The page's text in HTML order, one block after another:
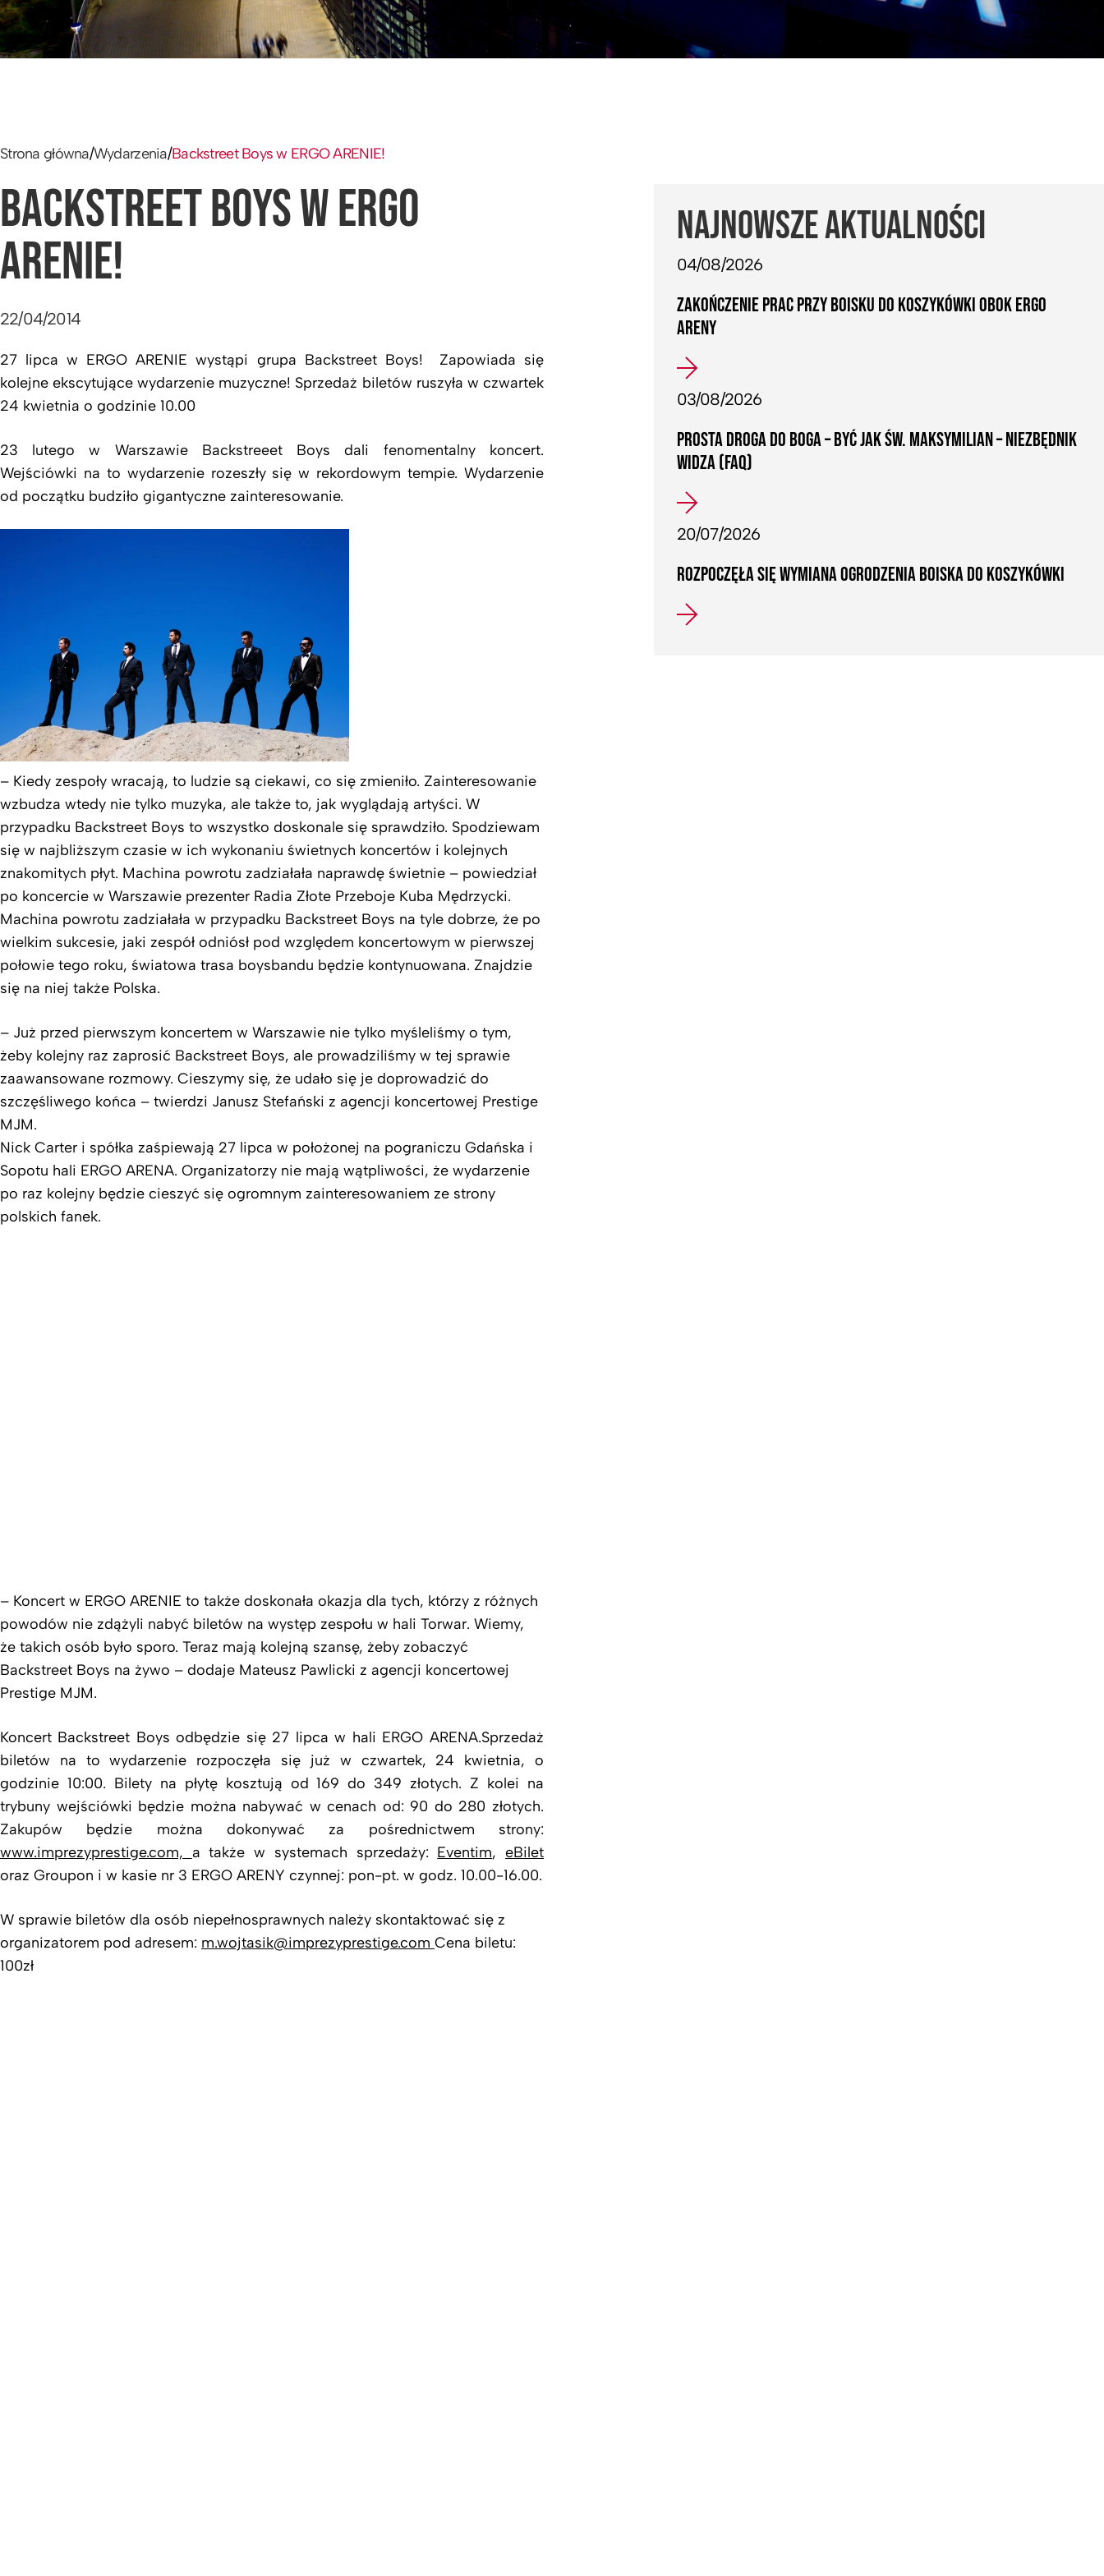
Strona główna/Wydarzenia/Backstreet Boys w ERGO ARENIE!
BACKSTREET BOYS W ERGO
ARENIE!
22/04/2014
27 lipca w ERGO ARENIE wystąpi grupa Backstreet Boys! Zapowiada się
kolejne ekscytujące wydarzenie muzyczne! Sprzedaż biletów ruszyła w czwartek
24 kwietnia o godzinie 10.00
23 lutego w Warszawie Backstreeet Boys dali fenomentalny koncert.
Wejściówki na to wydarzenie rozeszły się w rekordowym tempie. Wydarzenie
od początku budziło gigantyczne zainteresowanie.
– Kiedy zespoły wracają, to ludzie są ciekawi, co się zmieniło. Zainteresowanie
wzbudza wtedy nie tylko muzyka, ale także to, jak wyglądają artyści. W
przypadku Backstreet Boys to wszystko doskonale się sprawdziło. Spodziewam
się w najbliższym czasie w ich wykonaniu świetnych koncertów i kolejnych
znakomitych płyt. Machina powrotu zadziałała naprawdę świetnie – powiedział
po koncercie w Warszawie prezenter Radia Złote Przeboje Kuba Mędrzycki.
Machina powrotu zadziałała w przypadku Backstreet Boys na tyle dobrze, że po
wielkim sukcesie, jaki zespół odniósł pod względem koncertowym w pierwszej
połowie tego roku, światowa trasa boysbandu będzie kontynuowana. Znajdzie
się na niej także Polska.
– Już przed pierwszym koncertem w Warszawie nie tylko myśleliśmy o tym,
żeby kolejny raz zaprosić Backstreet Boys, ale prowadziliśmy w tej sprawie
zaawansowane rozmowy. Cieszymy się, że udało się je doprowadzić do
szczęśliwego końca – twierdzi Janusz Stefański z agencji koncertowej Prestige
MJM.
Nick Carter i spółka zaśpiewają 27 lipca w położonej na pograniczu Gdańska i
Sopotu hali ERGO ARENA. Organizatorzy nie mają wątpliwości, że wydarzenie
po raz kolejny będzie cieszyć się ogromnym zainteresowaniem ze strony
polskich fanek.
– Koncert w ERGO ARENIE to także doskonała okazja dla tych, którzy z różnych
powodów nie zdążyli nabyć biletów na występ zespołu w hali Torwar. Wiemy,
że takich osób było sporo. Teraz mają kolejną szansę, żeby zobaczyć
Backstreet Boys na żywo – dodaje Mateusz Pawlicki z agencji koncertowej
Prestige MJM.
Koncert Backstreet Boys odbędzie się 27 lipca w hali ERGO ARENA.Sprzedaż
biletów na to wydarzenie rozpoczęła się już w czwartek, 24 kwietnia, o
godzinie 10:00. Bilety na płytę kosztują od 169 do 349 złotych. Z kolei na
trybuny wejściówki będzie można nabywać w cenach od: 90 do 280 złotych.
Zakupów będzie można dokonywać za pośrednictwem strony:
www.imprezyprestige.com, a także w systemach sprzedaży: Eventim, eBilet
oraz Groupon i w kasie nr 3 ERGO ARENY czynnej: pon-pt. w godz. 10.00-16.00.
W sprawie biletów dla osób niepełnosprawnych należy skontaktować się z
organizatorem pod adresem: m.wojtasik@imprezyprestige.com Cena biletu:
100zł
NAJNOWSZE AKTUALNOŚCI
04/08/2026
ZAKOŃCZENIE PRAC PRZY BOISKU DO KOSZYKÓWKI OBOK ERGO
ARENY
03/08/2026
PROSTA DROGA DO BOGA – BYĆ JAK ŚW. MAKSYMILIAN – NIEZBĘDNIK
WIDZA (FAQ)
20/07/2026
ROZPOCZĘŁA SIĘ WYMIANA OGRODZENIA BOISKA DO KOSZYKÓWKI